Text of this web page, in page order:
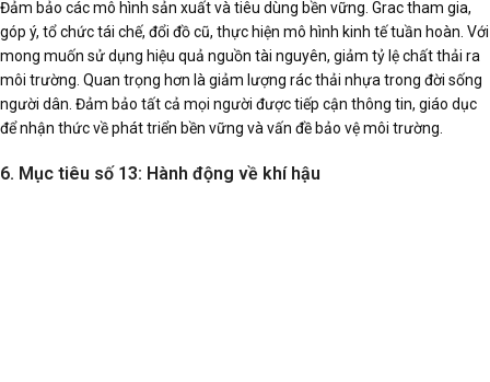
Đảm bảo các mô hình sản xuất và tiêu dùng bền vững. Grac tham gia,
góp ý, tổ chức tái chế, đổi đồ cũ, thực hiện mô hình kinh tế tuần hoàn. Với
mong muốn sử dụng hiệu quả nguồn tài nguyên, giảm tỷ lệ chất thải ra
môi trường. Quan trọng hơn là giảm lượng rác thải nhựa trong đời sống
người dân. Đảm bảo tất cả mọi người được tiếp cận thông tin, giáo dục
để nhận thức về phát triển bền vững và vấn đề bảo vệ môi trường.
6. Mục tiêu số 13: Hành động về khí hậu